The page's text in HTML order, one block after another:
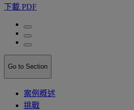
下載 PDF
Go to Section
案例概述
挑戰